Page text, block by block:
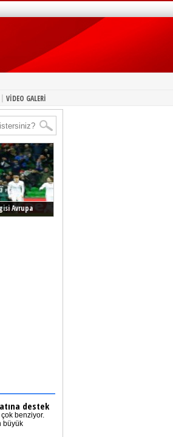
| VİDEO GALERİ
Avrupa
destek
benziyor.
büyük